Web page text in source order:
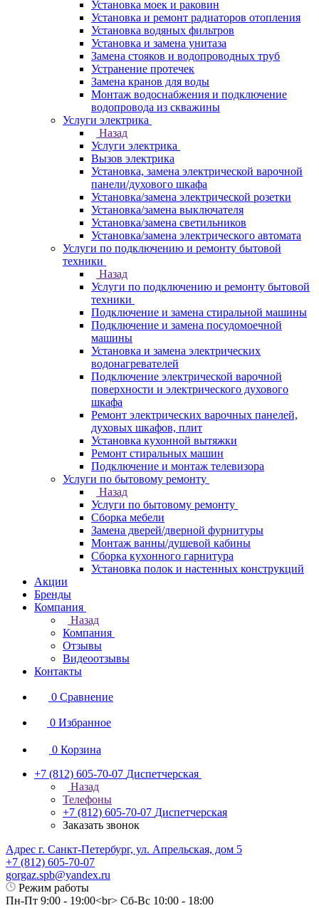
Установка моек и раковин
Установка и ремонт радиаторов отопления
Установка водяных фильтров
Установка и замена унитаза
Замена стояков и водопроводных труб
Устранение протечек
Замена кранов для воды
Монтаж водоснабжения и подключение
водопровода из скважины
Услуги электрика
Назад
Услуги электрика
Вызов электрика
Установка, замена электрической варочной
панели/духового шкафа
Установка/замена электрической розетки
Установка/замена выключателя
Установка/замена светильников
Установка/замена электрического автомата
Услуги по подключению и ремонту бытовой
техники
Назад
Услуги по подключению и ремонту бытовой
техники
Подключение и замена стиральной машины
Подключение и замена посудомоечной
машины
Установка и замена электрических
водонагревателей
Подключение электрической варочной
поверхности и электрического духового
шкафа
Ремонт электрических варочных панелей,
духовых шкафов, плит
Установка кухонной вытяжки
Ремонт стиральных машин
Подключение и монтаж телевизора
Услуги по бытовому ремонту
Назад
Услуги по бытовому ремонту
Сборка мебели
Замена дверей/дверной фурнитуры
Монтаж ванны/душевой кабины
Сборка кухонного гарнитура
Установка полок и настенных конструкций
Акции
Бренды
Компания
Назад
Компания
Отзывы
Видеоотзывы
Контакты
0 Сравнение
0 Избранное
0 Корзина
+7 (812) 605-70-07 Диспетчерская
Назад
Телефоны
+7 (812) 605-70-07 Диспетчерская
Заказать звонок
Адрес г. Санкт-Петербург, ул. Апрельская, дом 5
+7 (812) 605-70-07
gorgaz.spb@yandex.ru
Режим работы
Пн-Пт 9:00 - 19:00<br> Сб-Вс 10:00 - 18:00